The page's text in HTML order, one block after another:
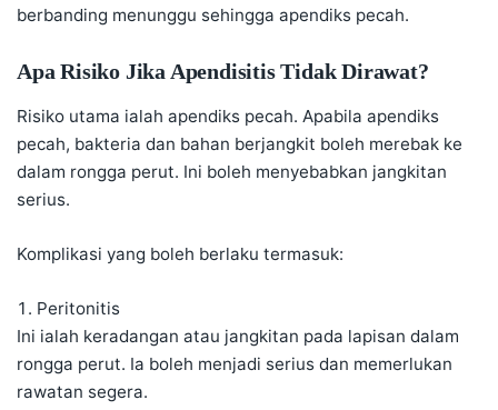
berbanding menunggu sehingga apendiks pecah.
Apa Risiko Jika Apendisitis Tidak Dirawat?
Risiko utama ialah apendiks pecah. Apabila apendiks
pecah, bakteria dan bahan berjangkit boleh merebak ke
dalam rongga perut. Ini boleh menyebabkan jangkitan
serius.
Komplikasi yang boleh berlaku termasuk:
Peritonitis
Ini ialah keradangan atau jangkitan pada lapisan dalam
rongga perut. Ia boleh menjadi serius dan memerlukan
rawatan segera.